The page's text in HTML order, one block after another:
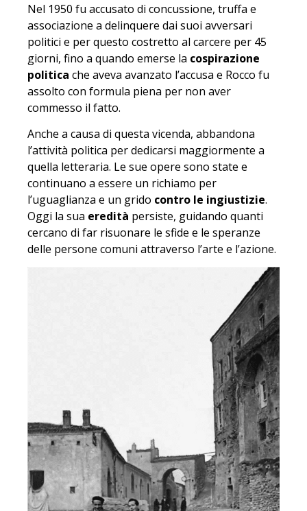
Nel 1950 fu accusato di concussione, truffa e
associazione a delinquere dai suoi avversari
politici e per questo costretto al carcere per 45
giorni, fino a quando emerse la cospirazione
politica che aveva avanzato l’accusa e Rocco fu
assolto con formula piena per non aver
commesso il fatto.
Anche a causa di questa vicenda, abbandona
l’attività politica per dedicarsi maggiormente a
quella letteraria. Le sue opere sono state e
continuano a essere un richiamo per
l’uguaglianza e un grido contro le ingiustizie.
Oggi la sua eredità persiste, guidando quanti
cercano di far risuonare le sfide e le speranze
delle persone comuni attraverso l’arte e l’azione.